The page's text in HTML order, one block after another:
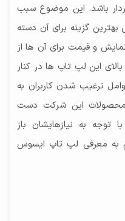
1 ترابایت حافظه داخلی از نوع HDD به همراه 256
باشد. این موضوع سبب
گزینه برای آن دسته
و قیمت برای آن ها از
این لپ تاپ ها در کنار
ترغیب شدن کاربران به
این شرکت دست
توجه به نیازهایشان باز
به معرفی لپ تاپ ایسوس